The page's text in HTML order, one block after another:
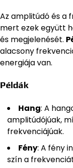
Az amplitúdó és a
mert ezek együtt
és megjelenését.
alacsony
energiája van.
Példák
Hang: A
amplitúdójúak,
frekvenciájúak.
Fény: A fény
szín a